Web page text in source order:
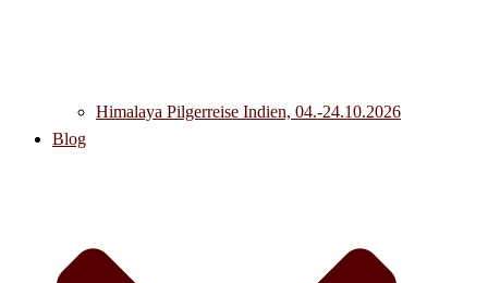
Himalaya Pilgerreise Indien, 04.-24.10.2026
Blog